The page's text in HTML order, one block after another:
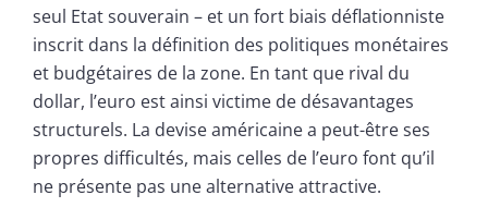
seul Etat souverain – et un fort biais déflationniste
inscrit dans la définition des politiques monétaires
et budgétaires de la zone. En tant que rival du
dollar, l’euro est ainsi victime de désavantages
structurels. La devise américaine a peut-être ses
propres difficultés, mais celles de l’euro font qu’il
ne présente pas une alternative attractive.